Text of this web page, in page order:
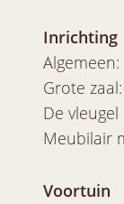
Inrichting
Grote
De
Meubilair
Voortuin